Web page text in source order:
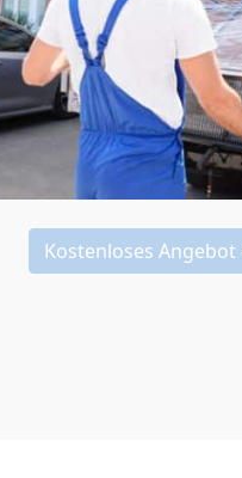
Kostenloses